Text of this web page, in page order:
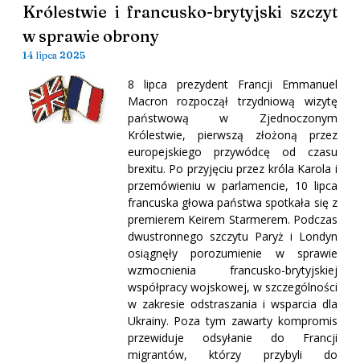
Królestwie i francusko-brytyjski szczyt
w sprawie obrony
14 lipca 2025
8 lipca prezydent Francji Emmanuel
Macron rozpoczął trzydniową wizytę
państwową w Zjednoczonym
Królestwie, pierwszą złożoną przez
europejskiego przywódcę od czasu
brexitu. Po przyjęciu przez króla Karola i
przemówieniu w parlamencie, 10 lipca
francuska głowa państwa spotkała się z
premierem Keirem Starmerem. Podczas
dwustronnego szczytu Paryż i Londyn
osiągnęły porozumienie w sprawie
wzmocnienia francusko-brytyjskiej
współpracy wojskowej, w szczególności
w zakresie odstraszania i wsparcia dla
Ukrainy. Poza tym zawarty kompromis
przewiduje odsyłanie do Francji
migrantów, którzy przybyli do